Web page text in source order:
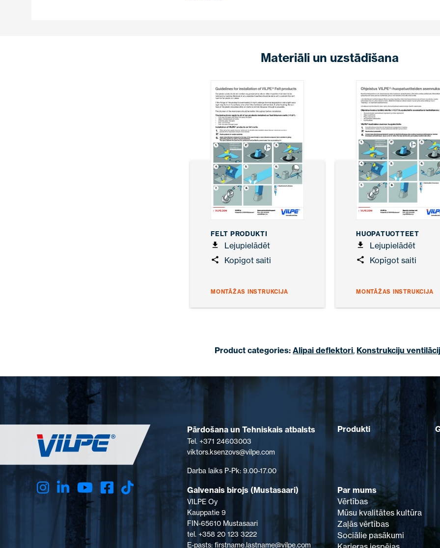
Materiāli un uzstādīšana
FELT PRODUKTI
Lejupielādēt
Kopīgot saiti
MONTĀŽAS INSTRUKCIJA
HUOPATUOTTEET
Lejupielādēt
Kopīgot saiti
MONTĀŽAS INSTRUKCIJA
Product categories: Alipai deflektori, Konstrukciju
Pārdošana un Tehniskais atbalsts
Tel. +371 24603003
viktors.ksenzovs@vilpe.com
Darba laiks P-Pk: 9.00-17.00
Galvenais birojs (Mustasaari)
VILPE Oy
Kauppatie 9
FIN-65610 Mustasaari
tel. +358 20 123 3222
E-pasts: firstname.lastname@vilpe.com
Produkti
Par mums
Vērtības
Mūsu kvalitātes kultūra
Zaļās vērtības
Sociālie pasākumi